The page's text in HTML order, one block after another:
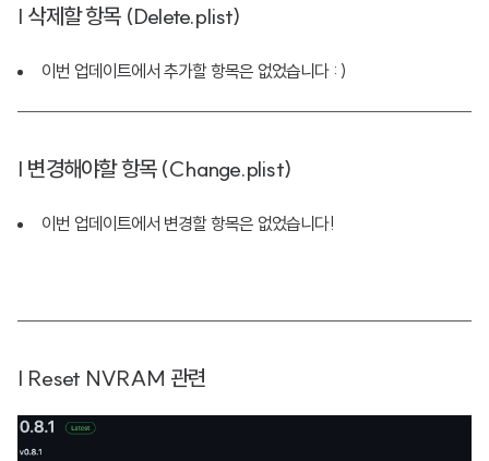
| 삭제할 항목 (Delete.plist)
이번 업데이트에서 추가할 항목은 없었습니다 : )
| 변경해야할 항목 (Change.plist)
이번 업데이트에서 변경할 항목은 없었습니다!
| Reset NVRAM 관련